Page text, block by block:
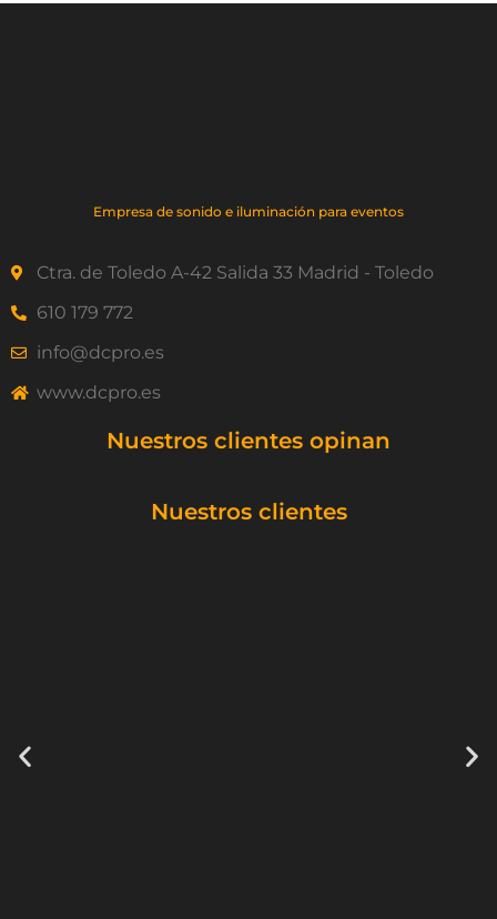
Empresa de sonido e iluminación para eventos
Ctra. de Toledo A-42 Salida 33 Madrid - Toledo
610 179 772
info@dcpro.es
www.dcpro.es
Nuestros clientes opinan
Nuestros clientes